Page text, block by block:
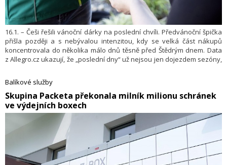
16.1. – Češi řešili vánoční dárky na poslední chvíli. Předvánoční špička
přišla později a s nebývalou intenzitou, kdy se velká část nákupů
koncentrovala do několika málo dnů těsně před Štědrým dnem. Data
z Allegro.cz ukazují, že „poslední dny“ už nejsou jen dojezdem sezóny,
předvánoční dny jsou mimořádně silnou nákupní vlnou. Data zároveň
potvrzují vysokou míru důvěry zákazníků ve spolehlivost online
nakupování. Společnost to uvedla v tiskové zprávě.
Balíkové služby
​Skupina Packeta překonala milník milionu schránek
ve výdejních boxech